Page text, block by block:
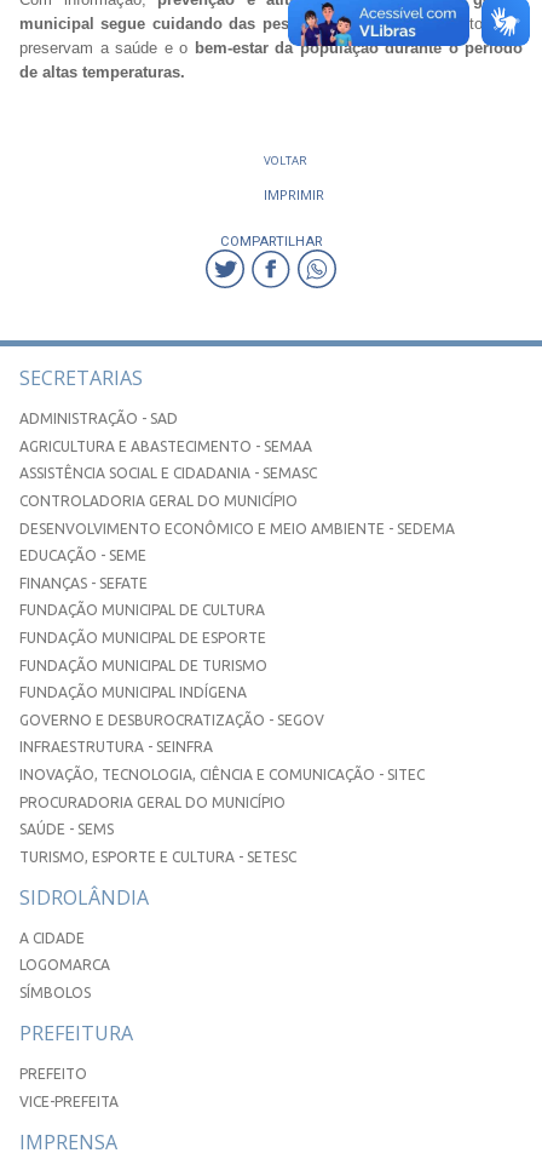
municipal segue cuidando das pessoase incentivando hábitos que
preservam a saúde e o bem-estar da população durante o período
de altas temperaturas.
VOLTAR
IMPRIMIR
COMPARTILHAR
SECRETARIAS
ADMINISTRAÇÃO - SAD
AGRICULTURA E ABASTECIMENTO - SEMAA
ASSISTÊNCIA SOCIAL E CIDADANIA - SEMASC
CONTROLADORIA GERAL DO MUNICÍPIO
DESENVOLVIMENTO ECONÔMICO E MEIO AMBIENTE - SEDEMA
EDUCAÇÃO - SEME
FINANÇAS - SEFATE
FUNDAÇÃO MUNICIPAL DE CULTURA
FUNDAÇÃO MUNICIPAL DE ESPORTE
FUNDAÇÃO MUNICIPAL DE TURISMO
FUNDAÇÃO MUNICIPAL INDÍGENA
GOVERNO E DESBUROCRATIZAÇÃO - SEGOV
INFRAESTRUTURA - SEINFRA
INOVAÇÃO, TECNOLOGIA, CIÊNCIA E COMUNICAÇÃO - SITEC
PROCURADORIA GERAL DO MUNICÍPIO
SAÚDE - SEMS
TURISMO, ESPORTE E CULTURA - SETESC
SIDROLÂNDIA
A CIDADE
LOGOMARCA
SÍMBOLOS
PREFEITURA
PREFEITO
VICE-PREFEITA
IMPRENSA